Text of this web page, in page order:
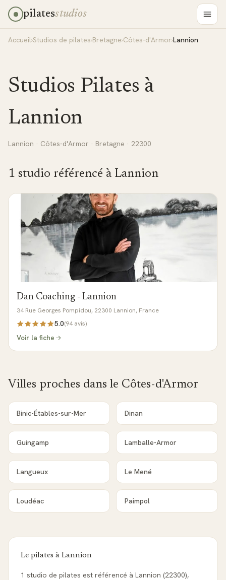
pilatesstudios
Accueil›Studios de pilates›Bretagne›Côtes-d'Armor›Lannion
Studios Pilates à
Lannion
Lannion · Côtes-d'Armor · Bretagne · 22300
1 studio référencé à Lannion
Dan Coaching - Lannion
34 Rue Georges Pompidou, 22300 Lannion, France
5.0(94avis)
Voir la fiche
Villes proches dans le Côtes-d'Armor
Binic-Étables-sur-Mer Dinan
Guingamp Lamballe-Armor
Langueux Le Mené
Loudéac Paimpol
Le pilates à Lannion
1 studio de pilates est référencé à Lannion (22300),